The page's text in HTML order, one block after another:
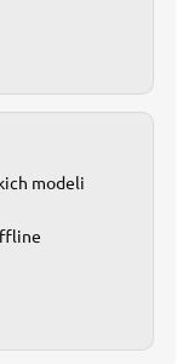
modeli